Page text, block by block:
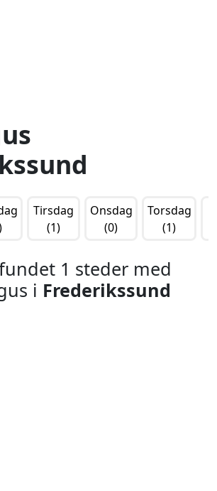
Tirsdag
(1)
Onsdag
(0)
Torsdag
(1)
1 steder med
i Frederikssund